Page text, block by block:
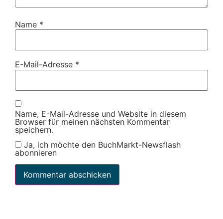
Name *
E-Mail-Adresse *
Name, E-Mail-Adresse und Website in diesem
Browser für meinen nächsten Kommentar
speichern.
Ja, ich möchte den BuchMarkt-Newsflash
abonnieren